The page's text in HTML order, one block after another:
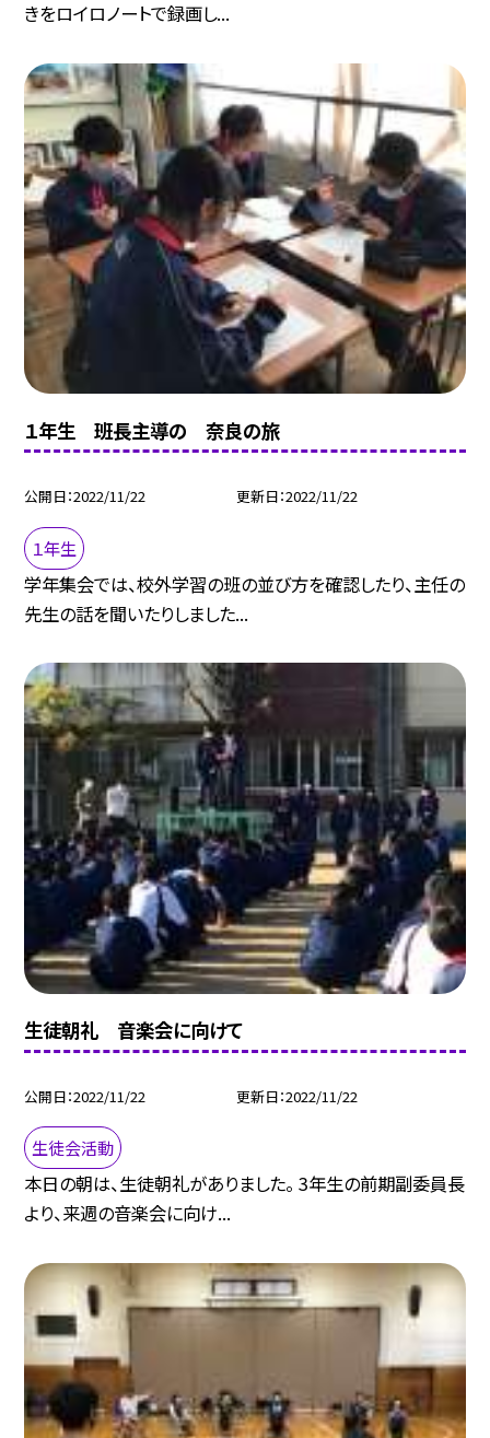
きをロイロノートで録画し...
１年生 班長主導の 奈良の旅
公開日 2022/11/22 更新日 2022/11/22
１年生
学年集会では、校外学習の班の並び方を確認したり、主任の
先生の話を聞いたりしました...
生徒朝礼 音楽会に向けて
公開日 2022/11/22 更新日 2022/11/22
生徒会活動
本日の朝は、生徒朝礼がありました。 3年生の前期副委員長
より、来週の音楽会に向け...